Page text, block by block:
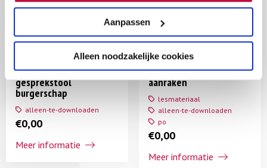
Aanpassen
Alleen noodzakelijke cookies
Pas op de plaats –
gesprekstool
burgerschap
alleen-te-downloaden
€0,00
Meer informatie
Kletskaartjes over
aanraken
lesmateriaal
alleen-te-downloaden
po
€0,00
Meer informatie